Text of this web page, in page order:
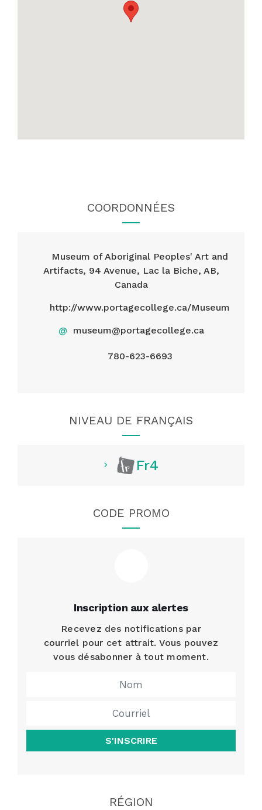
COORDONNÉES
Museum of Aboriginal Peoples' Art and
Artifacts, 94 Avenue, Lac la Biche, AB,
Canada
http://www.portagecollege.ca/Museum
@ museum@portagecollege.ca
780-623-6693
NIVEAU DE FRANÇAIS
Fr4
CODE PROMO
Inscription aux alertes
Recevez des notifications par
courriel pour cet attrait. Vous pouvez
vous désabonner à tout moment.
S'INSCRIRE
RÉGION